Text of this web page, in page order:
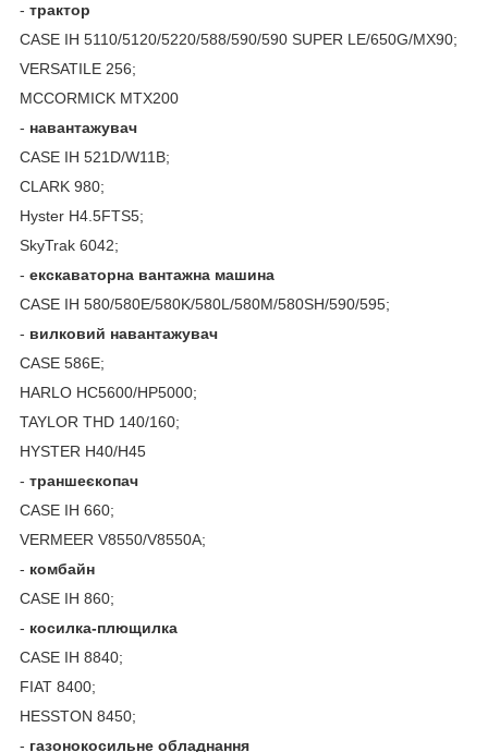
- трактор
CASE IH 5110/5120/5220/588/590/590 SUPER LE/650G/MX90;
VERSATILE 256;
MCCORMICK MTX200
- навантажувач
CASE IH 521D/W11B;
CLARK 980;
Hyster H4.5FTS5;
SkyTrak 6042;
- екскаваторна вантажна машина
CASE IH 580/580E/580K/580L/580M/580SH/590/595;
- вилковий навантажувач
CASE 586E;
HARLO HC5600/HP5000;
TAYLOR THD 140/160;
HYSTER H40/H45
- траншеєкопач
CASE IH 660;
VERMEER V8550/V8550A;
- комбайн
CASE IH 860;
- косилка-плющилка
CASE IH 8840;
FIAT 8400;
HESSTON 8450;
- газонокосильне обладнання